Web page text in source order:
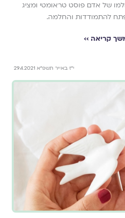
של אדם פוסט טראומטי ומציג
להתמודדות והחלמה.
קריאה ››
י"ז באייר תשפ"א 29.4.2021